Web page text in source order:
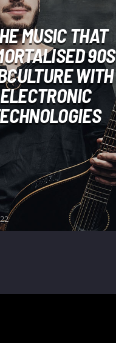
MUSIC THAT
90S
WITH
ELECTRONIC